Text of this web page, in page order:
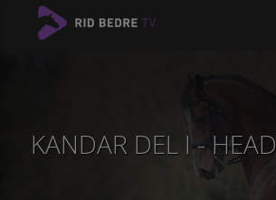
KANDAR DEL I -